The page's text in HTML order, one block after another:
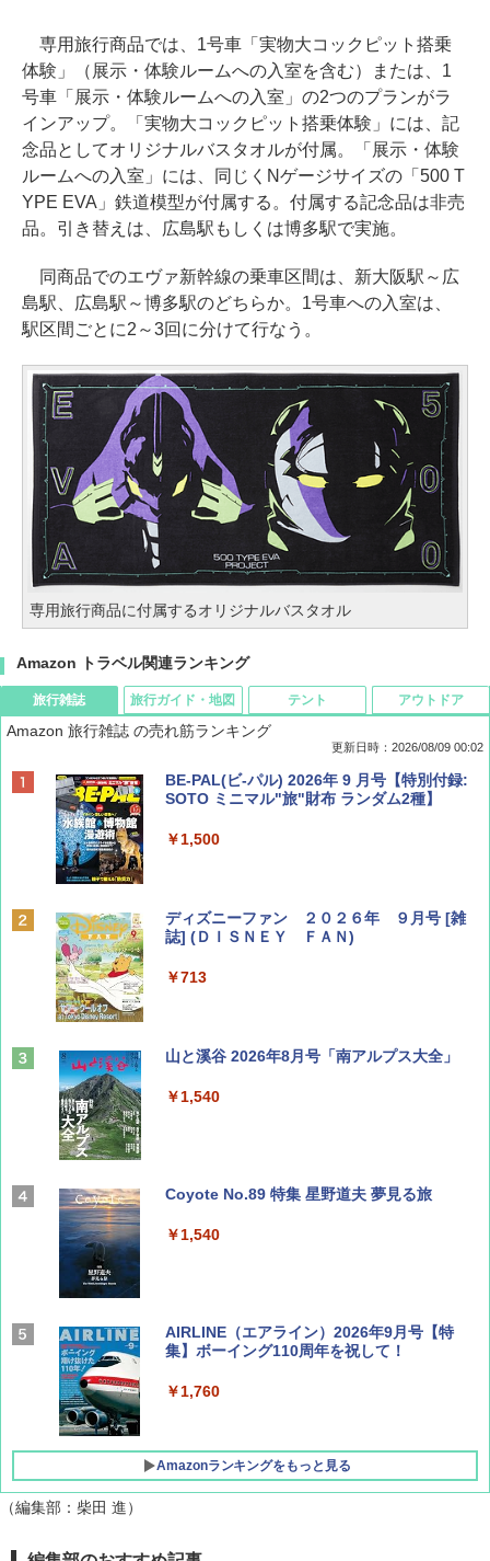
専用旅行商品では、1号車「実物大コックピット搭乗
体験」（展示・体験ルームへの入室を含む）または、1
号車「展示・体験ルームへの入室」の2つのプランがラ
インアップ。「実物大コックピット搭乗体験」には、記
念品としてオリジナルバスタオルが付属。「展示・体験
ルームへの入室」には、同じくNゲージサイズの「500 T
YPE EVA」鉄道模型が付属する。付属する記念品は非売
品。引き替えは、広島駅もしくは博多駅で実施。
同商品でのエヴァ新幹線の乗車区間は、新大阪駅～広
島駅、広島駅～博多駅のどちらか。1号車への入室は、
駅区間ごとに2～3回に分けて行なう。
専用旅行商品に付属するオリジナルバスタオル
Amazon トラベル関連ランキング
旅行雑誌
Amazon 旅行雑誌 の売れ筋ランキング
更新日時：2026/08/09 00:02
BE-PAL(ビ-パル) 2026年 9 月号【特別付録:
SOTO ミニマル"旅"財布 ランダム2種】
￥1,500
ディズニーファン ２０２６年 ９月号 [雑
誌] (ＤＩＳＮＥＹ ＦＡＮ)
￥713
山と溪谷 2026年8月号「南アルプス大全」
￥1,540
Coyote No.89 特集 星野道夫 夢見る旅
￥1,540
AIRLINE（エアライン）2026年9月号【特
集】ボーイング110周年を祝して！
￥1,760
Amazonランキングをもっと見る
旅行ガイド・地図
D40 地球の歩き方 チェンマイ タイ北部の魅
テント
[キャンパーズコレクション 山善] ポップアッ
アウトドア
DEWEL パラソル 大型 ビーチ アウトドアパ
（編集部：柴田 進）